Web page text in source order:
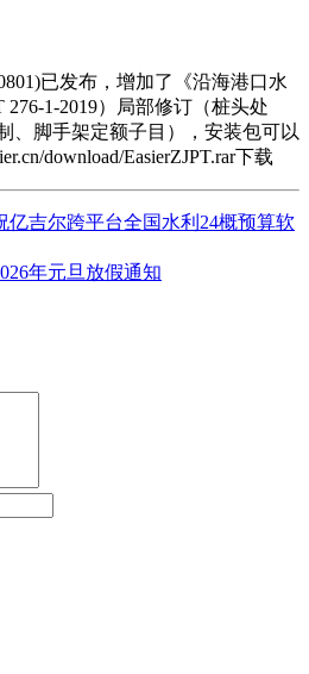
已发布，增加了《沿海港口水
1-2019）局部修订（桩头处
、脚手架定额子目），安装包可以
download/EasierZJPT.rar下载
亿吉尔跨平台全国水利24概预算软
年元旦放假通知